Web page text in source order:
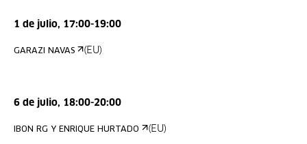
1 de julio, 17:00-19:00
GARAZI NAVAS (EU)
6 de julio, 18:00-20:00
IBON RG Y ENRIQUE HURTADO (EU)